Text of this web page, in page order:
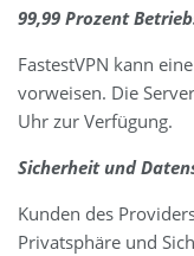
99,99 Prozent
FastestVPN kann
vorweisen. Die
Uhr zur Verfügung.
Sicherheit und
Kunden des
Privatsphäre und